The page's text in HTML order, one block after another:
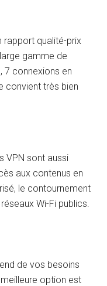
rapport qualité-prix
gamme de
7 connexions en
convient très bien
VPN sont aussi
aux contenus en
le contournement
Wi-Fi publics.
de vos besoins
option est